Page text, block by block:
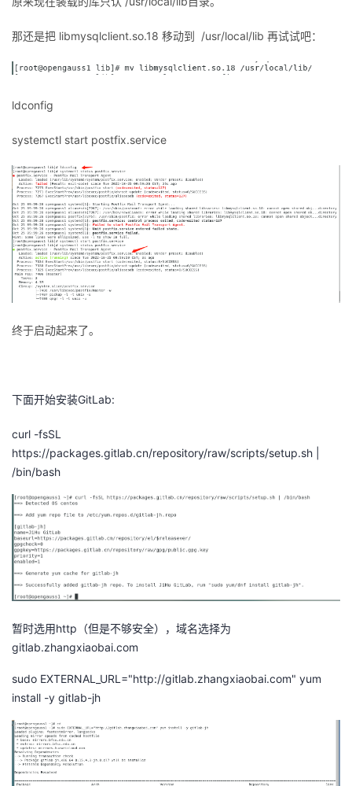
那还是把 libmysqlclient.so.18 移动到 /usr/local/lib 再试试吧：
ldconfig
systemctl start postfix.service
终于启动起来了。
下面开始安装GitLab:
curl -fsSL
https://packages.gitlab.cn/repository/raw/scripts/setup.sh |
/bin/bash
暂时选用http（但是不够安全），域名选择为
gitlab.zhangxiaobai.com
sudo EXTERNAL_URL="http://gitlab.zhangxiaobai.com" yum
install -y gitlab-jh